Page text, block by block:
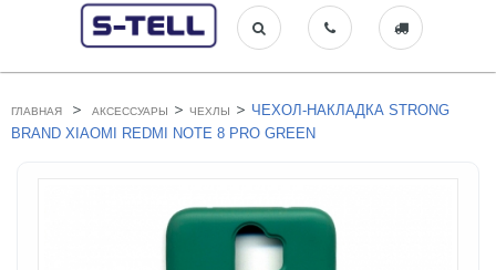
ГЛАВНАЯ > АКСЕССУАРЫ > ЧЕХЛЫ > ЧЕХОЛ-НАКЛАДКА STRONG
BRAND XIAOMI REDMI NOTE 8 PRO GREEN